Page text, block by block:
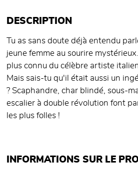
DESCRIPTION
Tu as sans doute déjà entendu
jeune femme au sourire
plus connu du célèbre artiste
Mais sais-tu qu'il était aussi un
? Scaphandre, char blindé, sous-
escalier à double révolution font
les plus folles !
INFORMATIONS SUR LE